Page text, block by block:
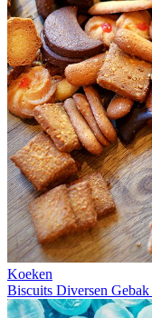
Koeken
Biscuits Diversen Gebak